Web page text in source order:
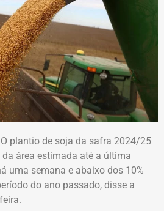
O plantio de soja da safra 2024/25
da área estimada até a última
uma semana e abaixo dos 10%
do ano passado, disse a